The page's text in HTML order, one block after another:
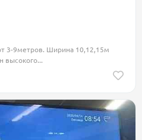
3-9метров. Ширина 10,12,15м
высокого...